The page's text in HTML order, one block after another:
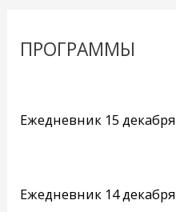
ПРОГРАММЫ
Ежедневник 15 декабря
Ежедневник 14 декабря